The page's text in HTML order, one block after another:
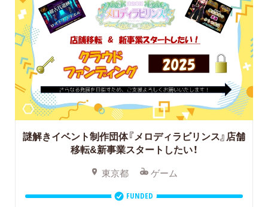
謎解きイベント制作団体『メロディラビリンス』店舗
移転&新事業スタートしたい！
東京都 ゲーム
FUNDED